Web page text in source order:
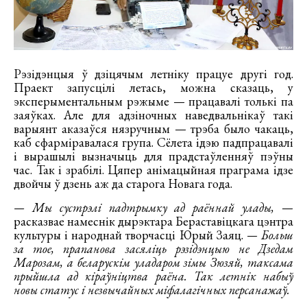
Рэзідэнцыя ў дзіцячым летніку працуе другі год.
Праект запусцілі летась, можна сказаць, у
эксперыментальным рэжыме — працавалі толькі па
заяўках. Але для адзіночных наведвальнікаў такі
варыянт аказаўся нязручным — трэба было чакаць,
каб сфарміравалася група. Сёлета ідэю падпрацавалі
і вырашылі вызначыць для прадстаўленняў пэўны
час. Так і зрабілі. Цяпер анімацыйная праграма ідзе
двойчы ў дзень аж да старога Новага года.
— Мы сустрэлі падтрымку ад раённай улады, —
расказвае намеснік дырэктара Бераставіцкага цэнтра
культуры і народнай творчасці Юрый Заяц. — Больш
за тое, прапанова засяліць рэзідэнцыю не Дзедам
Марозам, а беларускім уладаром зімы Зюзяй, таксама
прыйшла ад кіраўніцтва раёна. Так летнік набыў
новы статус і незвычайных міфалагічных персанажаў.